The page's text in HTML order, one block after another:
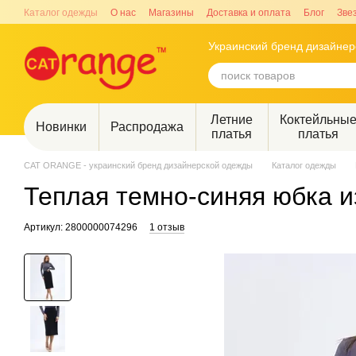
Перейти к основному контенту
Каталог одежды О нас Магазины Доставка и оплата Блог
Украинский бренд
Новинки Распродажа
Летние
платья
платья
CAT ORANGE - украинский бренд дизайнерской одежды Каталог одежды
Теплая темно-синяя юбка
Артикул: 2800000074296 1 отзыв